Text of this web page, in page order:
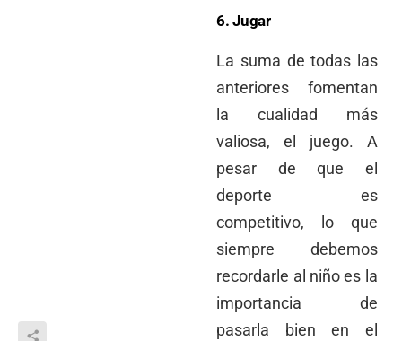
6. Jugar
La suma de todas las
anteriores fomentan
la cualidad más
valiosa, el juego. A
pesar de que el
deporte es
competitivo, lo que
siempre debemos
recordarle al niño es la
importancia de
pasarla bien en el